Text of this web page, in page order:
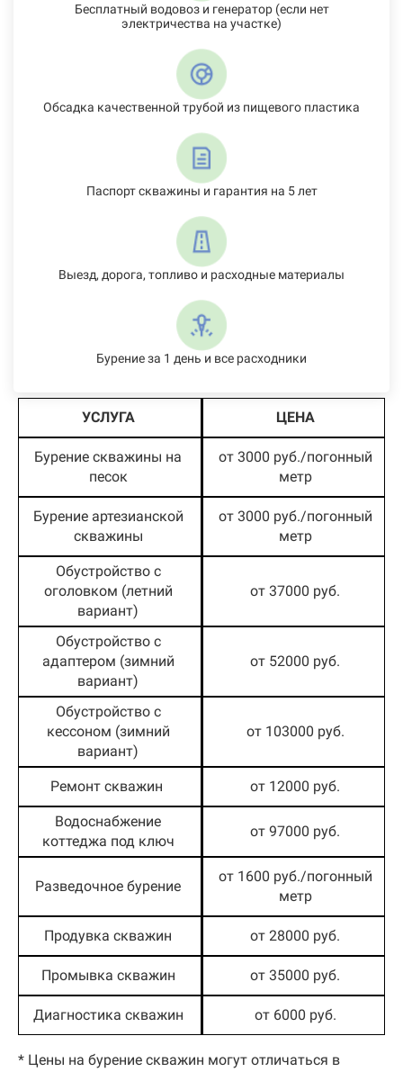
Бесплатный водовоз и генератор (если нет
электричества на участке)
Обсадка качественной трубой из пищевого пластика
Паспорт скважины и гарантия на 5 лет
Выезд, дорога, топливо и расходные материалы
Бурение за 1 день и все расходники
УСЛУГА ЦЕНА
Бурение скважины на
песок
от 3000 руб./погонный
метр
Бурение артезианской
скважины
от 3000 руб./погонный
метр
Обустройство с
оголовком (летний
вариант)
от 37000 руб.
Обустройство с
адаптером (зимний
вариант)
от 52000 руб.
Обустройство с
кессоном (зимний
вариант)
от 103000 руб.
Ремонт скважин от 12000 руб.
Водоснабжение
коттеджа под ключ
от 97000 руб.
Разведочное бурение
от 1600 руб./погонный
метр
Продувка скважин от 28000 руб.
Промывка скважин от 35000 руб.
Диагностика скважин от 6000 руб.
* Цены на бурение скважин могут отличаться в